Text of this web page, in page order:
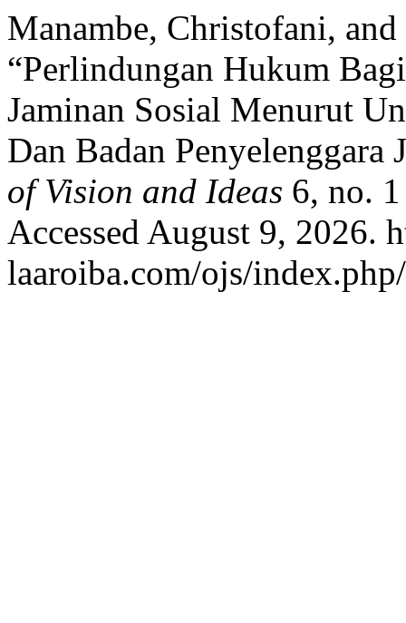
Manambe, Christofani,
“Perlindungan Hukum
Jaminan Sosial Menurut
Dan Badan Penyelenggara
of Vision and Ideas 6, no.
Accessed August 9, 2026.
laaroiba.com/ojs/